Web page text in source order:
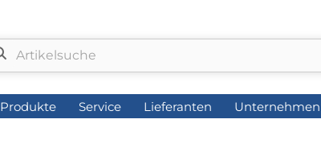
Produkte Service Lieferanten Unternehmen
Produkte Service Lieferanten Unternehmen